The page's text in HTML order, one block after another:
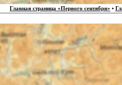
Главная страница «Первого сентября» •